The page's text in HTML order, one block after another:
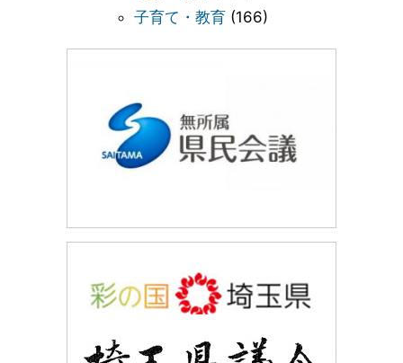
子育て・教育 (166)